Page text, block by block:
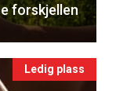
forskjellen
Ledig plass